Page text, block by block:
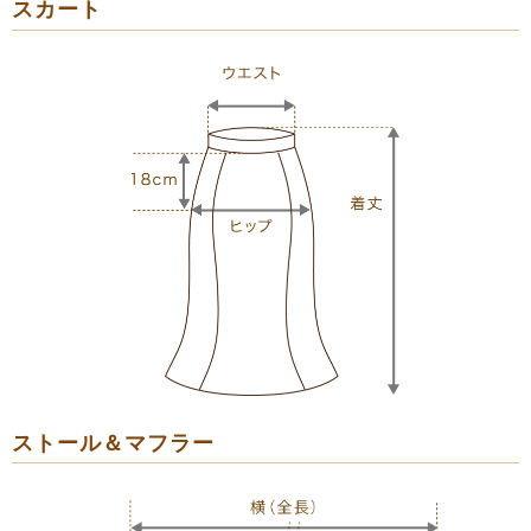
スカート
ストール＆マフラー